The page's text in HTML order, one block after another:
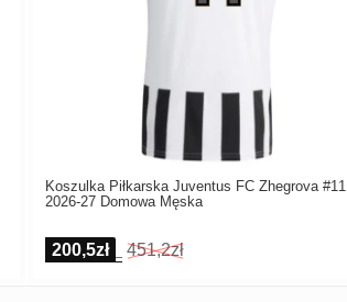
Koszulka Piłkarska Juventus FC Zhegrova #11
2026-27 Domowa Męska
200,5zł 451,2zł